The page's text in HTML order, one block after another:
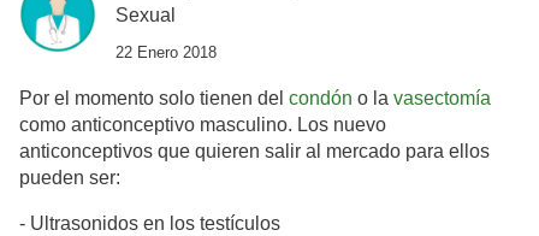
Sexual
22 Enero 2018
Por el momento solo tienen del condón o la vasectomía
como anticonceptivo masculino. Los nuevo
anticonceptivos que quieren salir al mercado para ellos
pueden ser:
- Ultrasonidos en los testículos